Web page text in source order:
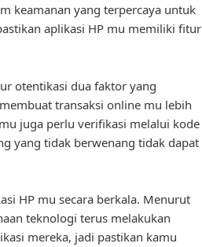
keamanan yang terpercaya untuk
aplikasi HP mu memiliki fitur
otentikasi dua faktor yang
transaksi online mu lebih
juga perlu verifikasi melalui kode
yang tidak berwenang tidak dapat
HP mu secara berkala. Menurut
teknologi terus melakukan
mereka, jadi pastikan kamu